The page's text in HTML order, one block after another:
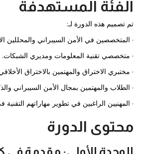
الفئة المستهدفة
تم تصميم هذه الدورة لـ:
· المتخصصين في الأمن السيبراني والمحللين
· متخصصي تقنية المعلومات ومديري الشبكات.
· مختبري الاختراق والمهتمين بالاختراق
· الطلاب والمهتمين بمجال الأمن السيبراني
· المهنيين الراغبين في تطوير مهاراتهم التقنية
محتوى الدورة
الوحدة الأولى: مقدمة في